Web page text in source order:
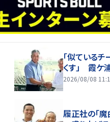
「似ているチ
くす」 霞
2026/08/08
履正社の「魔